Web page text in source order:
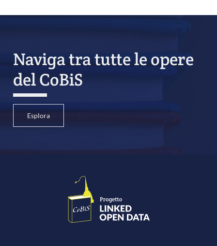
Naviga tra tutte le opere
del CoBiS
Esplora